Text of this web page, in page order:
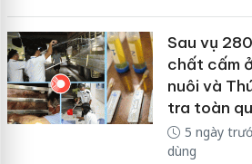
Sau vụ
chất cấm
nuôi và
tra toàn
5 ngày
dùng